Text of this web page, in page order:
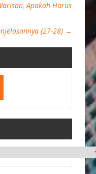
Apakah Harus
(27-28) →